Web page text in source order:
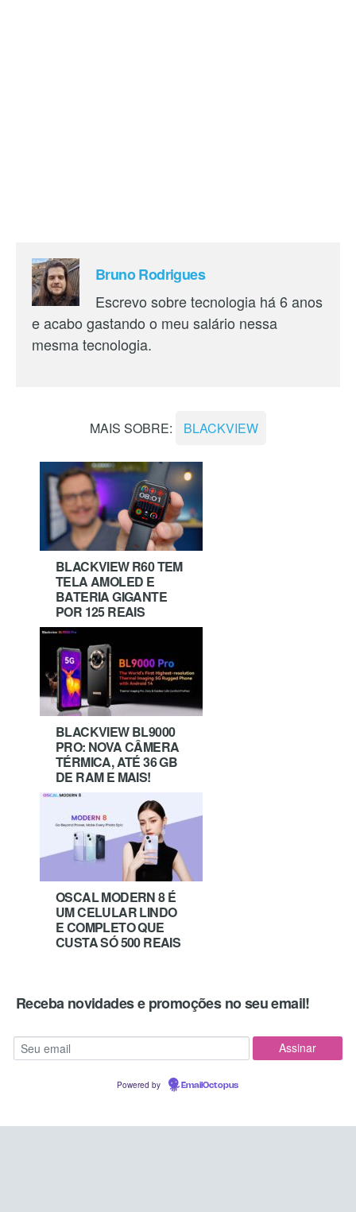
Bruno Rodrigues
Escrevo sobre tecnologia há 6 anos
e acabo gastando o meu salário nessa
mesma tecnologia.
MAIS SOBRE: BLACKVIEW
BLACKVIEW R60 TEM
TELA AMOLED E
BATERIA GIGANTE
POR 125 REAIS
BLACKVIEW BL9000
PRO: NOVA CÂMERA
TÉRMICA, ATÉ 36 GB
DE RAM E MAIS!
OSCAL MODERN 8 É
UM CELULAR LINDO
E COMPLETO QUE
CUSTA SÓ 500 REAIS
Receba novidades e promoções no seu email!
Powered by EmailOctopus